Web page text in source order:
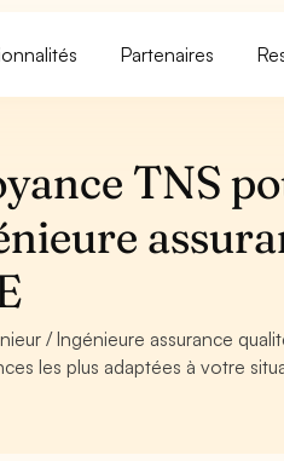
Partenaires
TNS
/ Ingénieure assurance
les plus adaptées à votre